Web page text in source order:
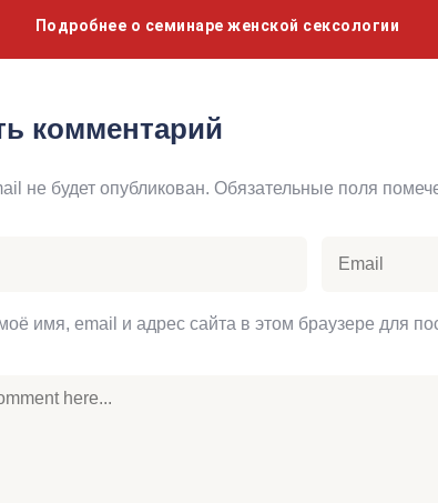
Подробнее о семинаре женской сексологии
комментарий
не будет опубликован. Обязательные поля
имя, email и адрес сайта в этом браузере для